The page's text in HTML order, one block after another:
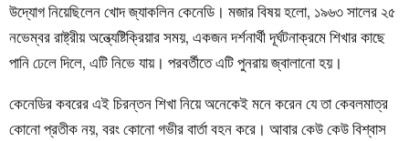
উদ্যোগ নিয়েছিলেন খোদ জ্যাকলিন কেনেডি। মজার বিষয় হলো, ১৯৬৩ সালের ২৫
নভেম্বর রাষ্ট্রীয় অন্ত্যেষ্টিক্রিয়ার সময়, একজন দর্শনার্থী দূর্ঘটনাক্রমে শিখার কাছে
পানি ঢেলে দিলে, এটি নিভে যায়। পরবর্তীতে এটি পুনরায় জ্বালানো হয়।
কেনেডির কবরের এই চিরন্তন শিখা নিয়ে অনেকেই মনে করেন যে তা কেবলমাত্র
কোনো প্রতীক নয়, বরং কোনো গভীর বার্তা বহন করে। আবার কেউ কেউ বিশ্বাস